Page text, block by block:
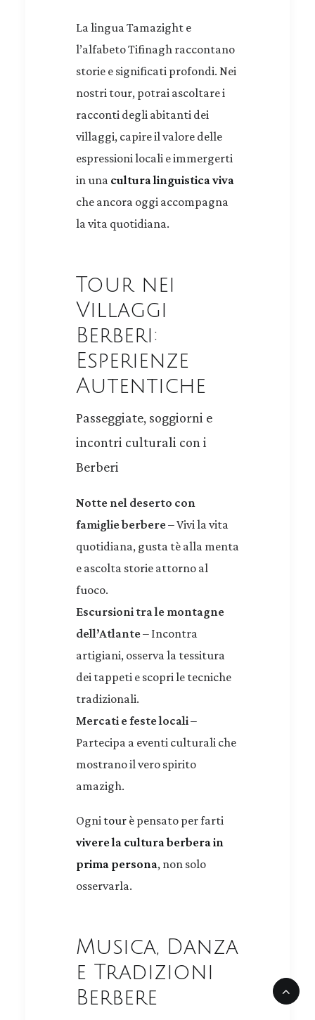
La lingua Tamazight e
l’alfabeto Tifinagh raccontano
storie e significati profondi. Nei
nostri tour, potrai ascoltare i
racconti degli abitanti dei
villaggi, capire il valore delle
espressioni locali e immergerti
in una cultura linguistica viva
che ancora oggi accompagna
la vita quotidiana.
Tour nei
Villaggi
Berberi:
Esperienze
Autentiche
Passeggiate, soggiorni e
incontri culturali con i
Berberi
Notte nel deserto con
famiglie berbere– Vivi la vita
quotidiana, gusta tè alla menta
e ascolta storie attorno al
fuoco.
Escursioni tra le montagne
dell’Atlante– Incontra
artigiani, osserva la tessitura
dei tappeti e scopri le tecniche
tradizionali.
Mercati e feste locali–
Partecipa a eventi culturali che
mostrano il vero spirito
amazigh.
Ogni tour è pensato per farti
vivere la cultura berbera in
prima persona, non solo
osservarla.
Musica, Danza
e Tradizioni
Berbere